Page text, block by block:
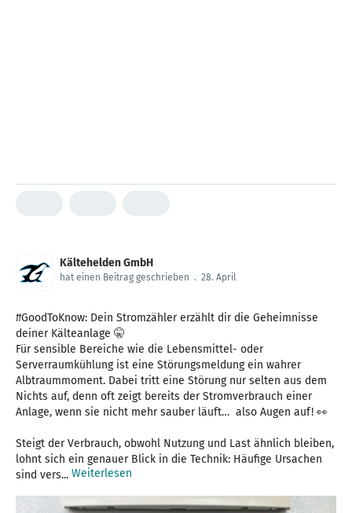
Kältehelden GmbH
hat einen Beitrag geschrieben . 28. April
#GoodToKnow: Dein Stromzähler erzählt dir die Geheimnisse
deiner Kälteanlage 🤫
Für sensible Bereiche wie die Lebensmittel- oder
Serverraumkühlung ist eine Störungsmeldung ein wahrer
Albtraummoment. Dabei tritt eine Störung nur selten aus dem
Nichts auf, denn oft zeigt bereits der Stromverbrauch einer
Anlage, wenn sie nicht mehr sauber läuft… also Augen auf! 👀
Steigt der Verbrauch, obwohl Nutzung und Last ähnlich bleiben,
lohnt sich ein genauer Blick in die Technik: Häufige Ursachen
sind vers... Weiterlesen